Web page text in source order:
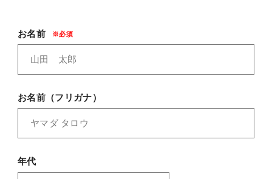
お名前
お名前（フリガナ）
年代
コラム